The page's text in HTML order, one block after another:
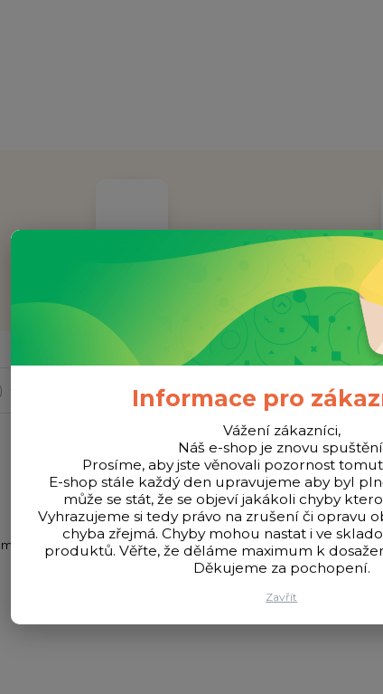
Při
a hotovým koncovým návazcem, vhodné pro rekreační lov
Informace pro
Vážení zákazníci,
Náš e-shop je znovu
Prosíme, aby jste věnovali pozornost
E-shop stále každý den upravujeme aby byl
může se stát, že se objeví jakákoli chyby
Vyhrazujeme si tedy právo na zrušení či opravu
chyba zřejmá. Chyby mohou nastat i ve
produktů. Věřte, že děláme maximum k
Děkujeme za pochopení.
Zavřít